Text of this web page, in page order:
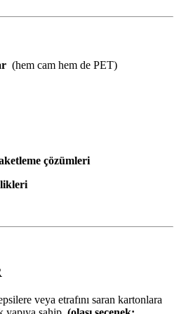
(hem cam hem de PET)
çözümleri
veya etrafını saran kartonlara